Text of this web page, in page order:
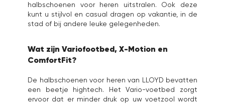
halbschoenen voor heren uitstralen. Ook deze
kunt u stijlvol en casual dragen op vakantie, in de
stad of bij andere leuke gelegenheden.
Wat zijn Variofootbed, X-Motion en
ComfortFit?
De halbschoenen voor heren van LLOYD bevatten
een beetje hightech. Het Vario-voetbed zorgt
ervoor dat er minder druk op uw voetzool wordt